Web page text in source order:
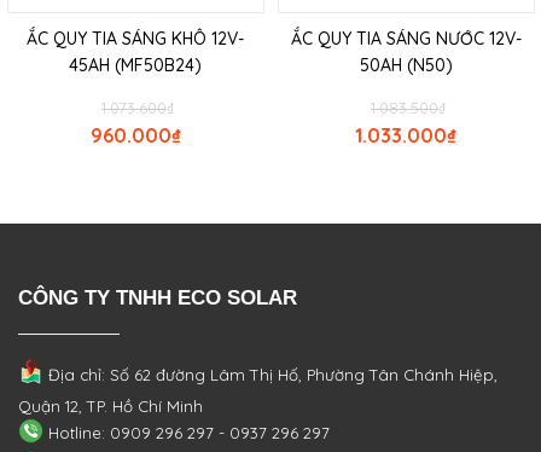
ẮC QUY TIA SÁNG KHÔ 12V-
45AH (MF50B24)
₫
1.073.600
₫
960.000
ẮC QUY TIA SÁNG NƯỚC 12V-
50AH (N50)
₫
1.083.500
₫
1.033.000
CÔNG TY TNHH ECO SOLAR
Địa chỉ: Số 62 đường Lâm Thị Hố, PhườngTân Chánh Hiệp,
Quận 12, TP. Hồ Chí Minh
Hotline: 0909 296 297 - 0937 296 297